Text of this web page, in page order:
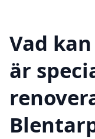
Vad
är